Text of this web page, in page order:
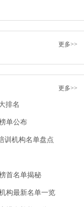
更多>>
更多>>
排名
单公布
训机构名单盘点
首名单揭秘
构最新名单一览